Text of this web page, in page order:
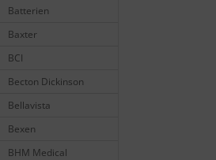
Batterien
Baxter
BCI
Becton Dickinson
Bellavista
Bexen
BHM Medical